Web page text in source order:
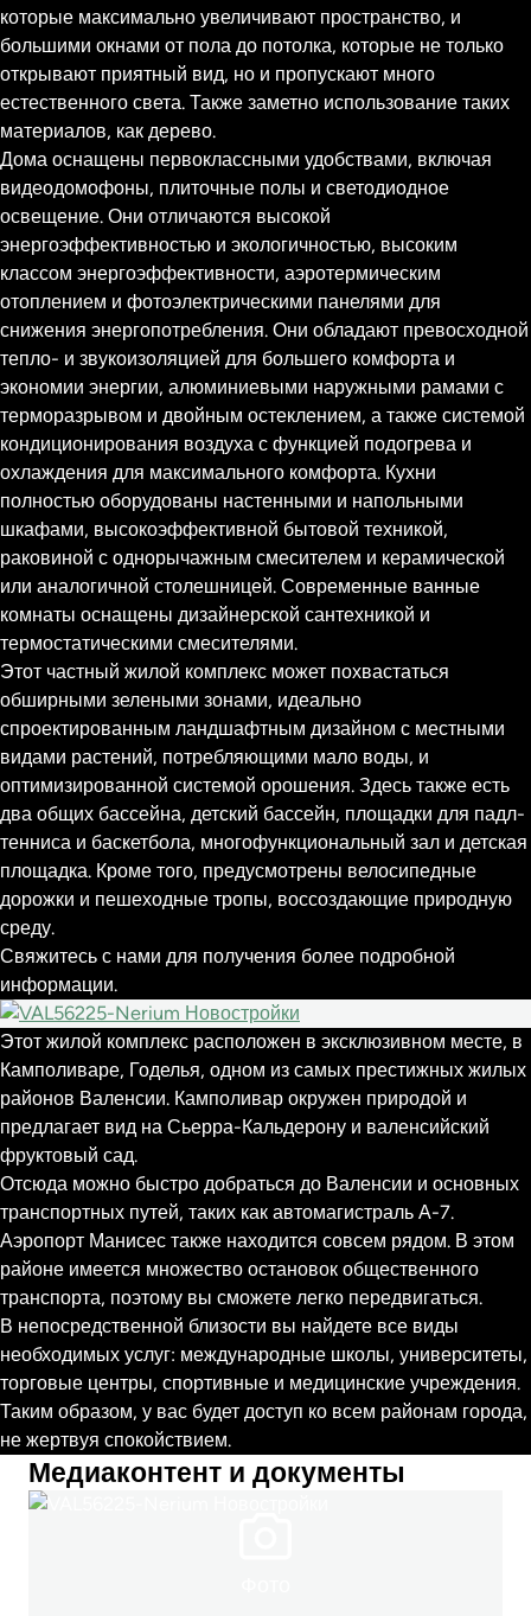
которые максимально увеличивают пространство, и
большими окнами от пола до потолка, которые не только
открывают приятный вид, но и пропускают много
естественного света. Также заметно использование таких
материалов, как дерево.
Дома оснащены первоклассными удобствами, включая
видеодомофоны, плиточные полы и светодиодное
освещение. Они отличаются высокой
энергоэффективностью и экологичностью, высоким
классом энергоэффективности, аэротермическим
отоплением и фотоэлектрическими панелями для
снижения энергопотребления. Они обладают превосходной
тепло- и звукоизоляцией для большего комфорта и
экономии энергии, алюминиевыми наружными рамами с
терморазрывом и двойным остеклением, а также системой
кондиционирования воздуха с функцией подогрева и
охлаждения для максимального комфорта. Кухни
полностью оборудованы настенными и напольными
шкафами, высокоэффективной бытовой техникой,
раковиной с однорычажным смесителем и керамической
или аналогичной столешницей. Современные ванные
комнаты оснащены дизайнерской сантехникой и
термостатическими смесителями.
Этот частный жилой комплекс может похвастаться
обширными зелеными зонами, идеально
спроектированным ландшафтным дизайном с местными
видами растений, потребляющими мало воды, и
оптимизированной системой орошения. Здесь также есть
два общих бассейна, детский бассейн, площадки для падл-
тенниса и баскетбола, многофункциональный зал и детская
площадка. Кроме того, предусмотрены велосипедные
дорожки и пешеходные тропы, воссоздающие природную
среду.
Свяжитесь с нами для получения более подробной
информации.
Этот жилой комплекс расположен в эксклюзивном месте, в
Камполиваре, Годелья, одном из самых престижных жилых
районов Валенсии. Камполивар окружен природой и
предлагает вид на Сьерра-Кальдерону и валенсийский
фруктовый сад.
Отсюда можно быстро добраться до Валенсии и основных
транспортных путей, таких как автомагистраль А-7.
Аэропорт Манисес также находится совсем рядом. В этом
районе имеется множество остановок общественного
транспорта, поэтому вы сможете легко передвигаться.
В непосредственной близости вы найдете все виды
необходимых услуг: международные школы, университеты,
торговые центры, спортивные и медицинские учреждения.
Таким образом, у вас будет доступ ко всем районам города,
не жертвуя спокойствием.
Медиаконтент и документы